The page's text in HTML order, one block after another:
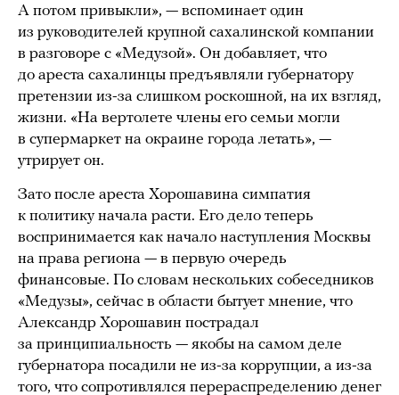
А потом привыкли», — вспоминает один
из руководителей крупной сахалинской компании
в разговоре с «Медузой». Он добавляет, что
до ареста сахалинцы предъявляли губернатору
претензии из-за слишком роскошной, на их взгляд,
жизни. «На вертолете члены его семьи могли
в супермаркет на окраине города летать», —
утрирует он.
Зато после ареста Хорошавина симпатия
к политику начала расти. Его дело теперь
воспринимается как начало наступления Москвы
на права региона — в первую очередь
финансовые. По словам нескольких собеседников
«Медузы», сейчас в области бытует мнение, что
Александр Хорошавин пострадал
за принципиальность — якобы на самом деле
губернатора посадили не из-за коррупции, а из-за
того, что сопротивлялся перераспределению денег